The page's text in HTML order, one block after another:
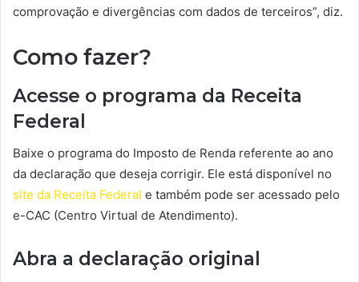
comprovação e divergências com dados de terceiros”, diz.
Como fazer?
Acesse o programa da Receita
Federal
Baixe o programa do Imposto de Renda referente ao ano
da declaração que deseja corrigir. Ele está disponível no
site da Receita Federal e também pode ser acessado pelo
e-CAC (Centro Virtual de Atendimento).
Abra a declaração original